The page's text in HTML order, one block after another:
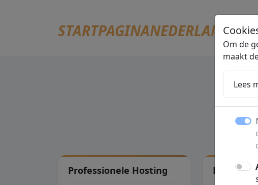
STARTPAGINANEDERLAND.NL
Professionele Hosting Linux
Om de
maakt
Lees